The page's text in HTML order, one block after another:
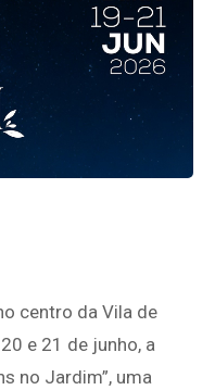
centro da Vila de
e 21 de junho, a
no Jardim”, uma